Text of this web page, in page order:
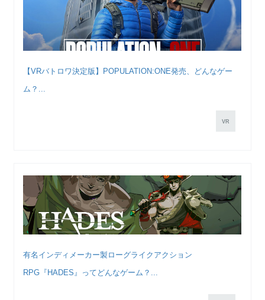
【VRバトロワ決定版】POPULATION:ONE発売、どんなゲー
ム？...
VR
有名インディメーカー製ローグライクアクション
RPG『HADES』ってどんなゲーム？...